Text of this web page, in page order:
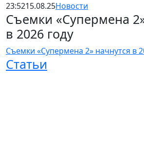
23:5215.08.25Новости
Съемки «Супермена
в 2026 году
Съемки «Супермена 2» начнутся в
Статьи